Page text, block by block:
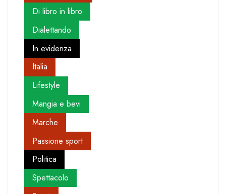
Di libro in libro
Dialettando
In evidenza
Italia
Lifestyle
Mangia e bevi
Marche
Passione sport
Politica
Spettacolo